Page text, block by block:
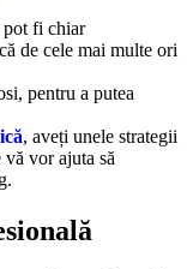
pot fi chiar
de cele mai multe ori
pentru a putea
, aveți unele strategii
vor ajuta să